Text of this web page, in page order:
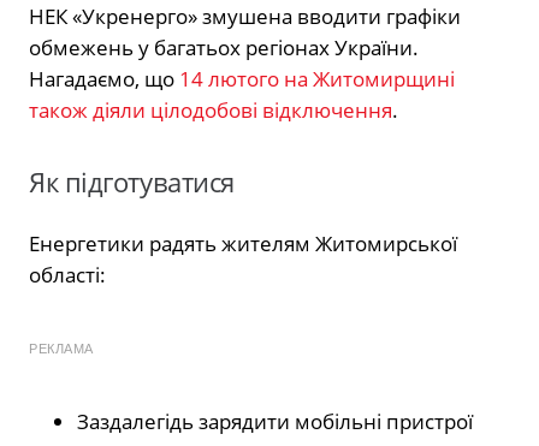
НЕК «Укренерго» змушена вводити графіки
обмежень у багатьох регіонах України.
Нагадаємо, що 14 лютого на Житомирщині
також діяли цілодобові відключення.
Як підготуватися
Енергетики радять жителям Житомирської
області:
РЕКЛАМА
Заздалегідь зарядити мобільні пристрої